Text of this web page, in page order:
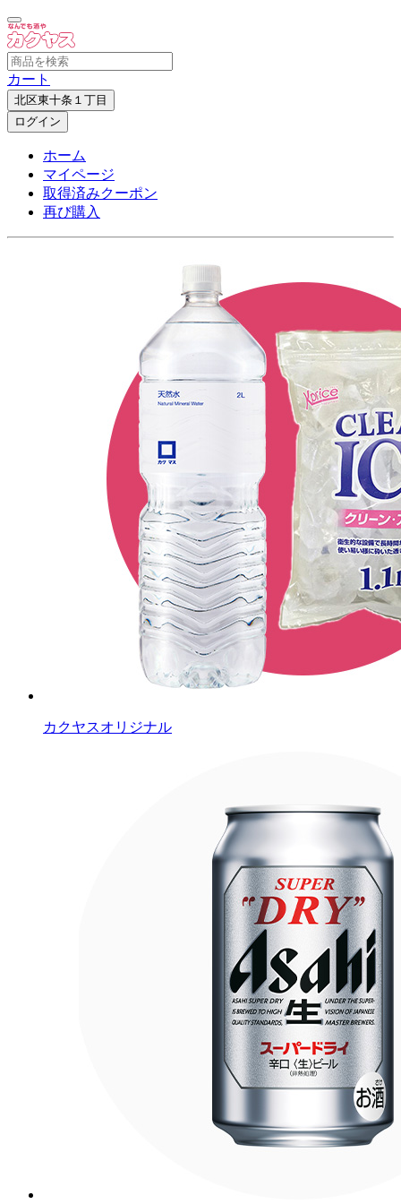
カート
北区東十条１丁目
ログイン
ホーム
マイページ
取得済みクーポン
再び購入
カクヤスオリジナル